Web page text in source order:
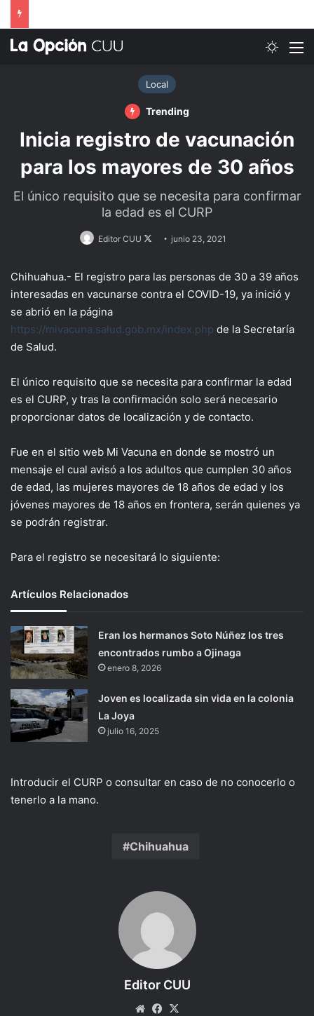
Local
Trending
Inicia registro de vacunación
para los mayores de 30 años
El único requisito que se necesita para confirmar
la edad es el CURP
Editor CUU
Follow
X
junio 23, 2021
Chihuahua.- El registro para las personas de 30 a 39 años
interesadas en vacunarse contra el COVID-19, ya inició y
se abrió en la página
https://mivacuna.salud.gob.mx/index.php de la Secretaría
de Salud.
El único requisito que se necesita para confirmar la edad
es el CURP, y tras la confirmación solo será necesario
proporcionar datos de localización y de contacto.
Fue en el sitio web Mi Vacuna en donde se mostró un
mensaje el cual avisó a los adultos que cumplen 30 años
de edad, las mujeres mayores de 18 años de edad y los
jóvenes mayores de 18 años en frontera, serán quienes ya
se podrán registrar.
Para el registro se necesitará lo siguiente:
Artículos Relacionados
Eran los hermanos Soto Núñez los tres
encontrados rumbo a Ojinaga
enero 8, 2026
Joven es localizada sin vida en la colonia
La Joya
julio 16, 2025
Introducir el CURP o consultar en caso de no conocerlo o
tenerlo a la mano.
Chihuahua
Editor CUU
WebsiteFacebook